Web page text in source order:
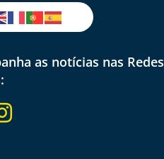
as notícias nas Redes